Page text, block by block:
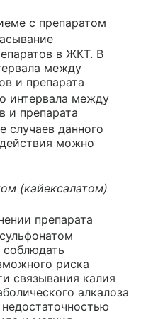
с препаратом
в ЖКТ. В
между
и препарата
интервала между
и препарата
случаев данного
можно
(кайексалатом)
препарата
соблюдать
риска
связывания калия
алкалоза